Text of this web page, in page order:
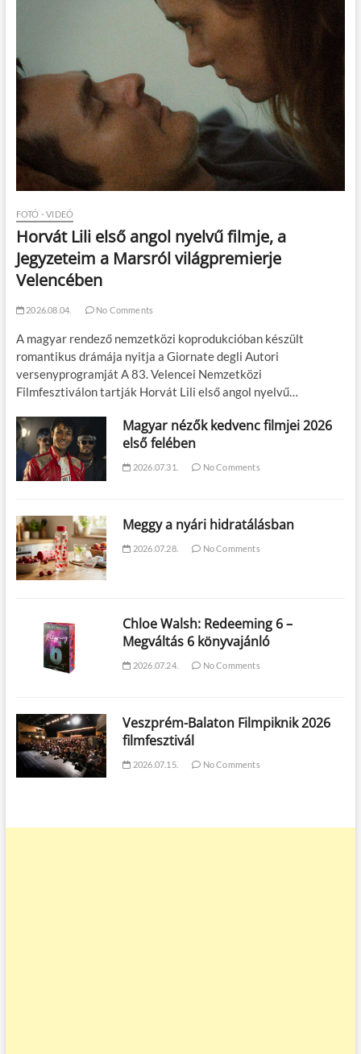
FOTÓ - VIDEÓ
Horvát Lili első angol nyelvű filmje, a
Jegyzeteim a Marsról világpremierje
Velencében
2026.08.04. No Comments
A magyar rendező nemzetközi koprodukcióban készült
romantikus drámája nyitja a Giornate degli Autori
versenyprogramját A 83. Velencei Nemzetközi
Filmfesztiválon tartják Horvát Lili első angol nyelvű…
Magyar nézők kedvenc filmjei 2026
első felében
2026.07.31. No Comments
Meggy a nyári hidratálásban
2026.07.28. No Comments
Chloe Walsh: Redeeming 6 –
Megváltás 6 könyvajánló
2026.07.24. No Comments
Veszprém-Balaton Filmpiknik 2026
filmfesztivál
2026.07.15. No Comments